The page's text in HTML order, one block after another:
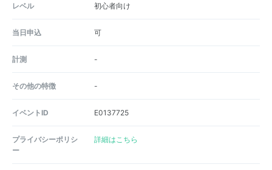
レベル 初心者向け
当日申込 可
計測 -
その他の特徴 -
イベントID E0137725
プライバシーポリシ
ー
詳細はこちら